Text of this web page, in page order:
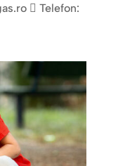
 Telefon: